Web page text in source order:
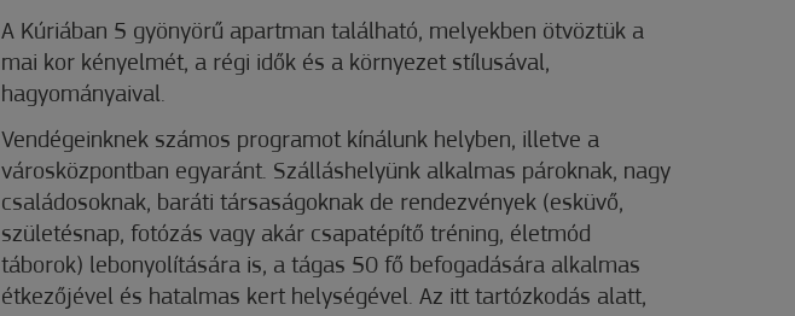
A Kúriában 5 gyönyörű apartman található, melyekben ötvöztük a
mai kor kényelmét, a régi idők és a környezet stílusával,
hagyományaival.
Vendégeinknek számos programot kínálunk helyben, illetve a
városközpontban egyaránt. Szálláshelyünk alkalmas pároknak, nagy
családosoknak, baráti társaságoknak de rendezvények (esküvő,
születésnap, fotózás vagy akár csapatépítő tréning, életmód
táborok) lebonyolítására is, a tágas 50 fő befogadására alkalmas
étkezőjével és hatalmas kert helységével. Az itt tartózkodás alatt,